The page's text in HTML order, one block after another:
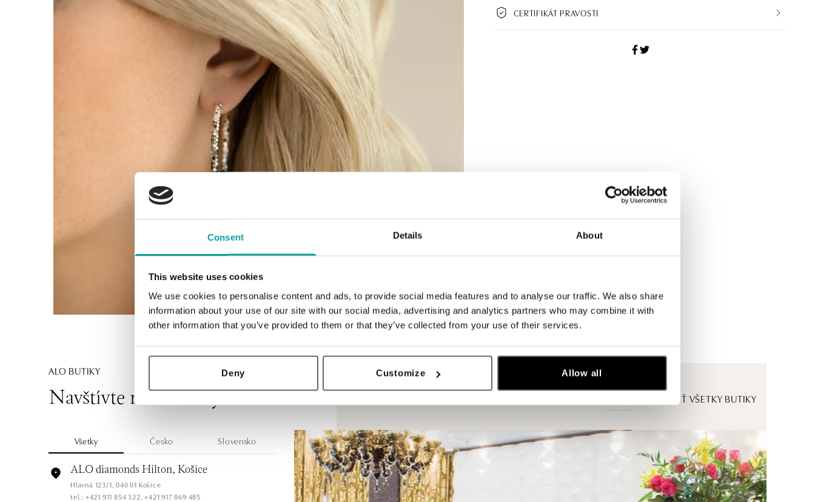
Consent Details About
This website uses cookies
We use cookies to personalise content and ads, to provide social media features and to analyse our traffic. We also share
information about your use of our site with our social media, advertising and analytics partners who may combine it with
other information that you’ve provided to them or that they’ve collected from your use of their services.
Deny Customize Allow all
CERTIFIKÁT PRAVOSTI
ALO BUTIKY
Navštívte naše butiky ZOBRAZIŤ VŠETKY BUTIKY
Všetky Česko Slovensko
ALO diamonds Hilton, Košice
Hlavná 123/1, 040 01 Košice
tel.: +421 911 854 322, +421 917 869 485